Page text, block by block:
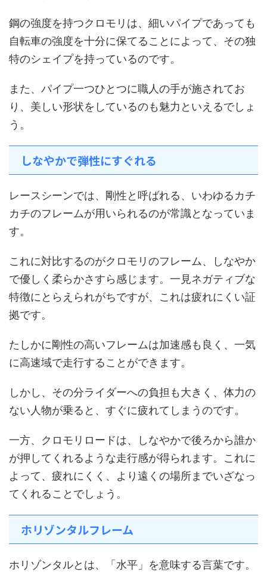
鋼の強度を持つクロモリは、細いパイプであっても
自転車の強度を十分に保てることによって、その独
特のシェイプを持っているのです。
また、パイプ一つひとつに職人の手が施されてお
り、美しい形状をしているのも魅力といえるでしょ
う。
しなやかで弾性にすぐれる
レースシーンでは、剛性と呼ばれる、いわゆるカチ
カチのフレームが用いられるのが常識となっていま
す。
これに対比するのがクロモリのフレーム、しなやか
で優しく柔らかさすら感じます。一見ネガティブな
特徴にとらえられがちですが、これは疲れにくい証
拠です。
たしかに剛性の高いフレームは加速感も良く、一気
に高速域で走行することができます。
しかし、その分ライダーへの負担も大きく、体力の
ない人物が乗ると、すぐに疲れてしまうのです。
一方、クロモリロードは、しなやかで後ろから誰か
が押してくれるような走行感が得られます。これに
よって、疲れにくく、より遠くの場所までいざなっ
てくれることでしょう。
ホリゾンタルフレーム
ホリゾンタルとは、「水平」を意味する言葉です。